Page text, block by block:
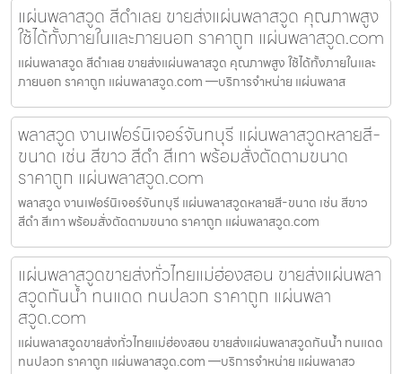
แผ่นพลาสวูด สีดำเลย ขายส่งแผ่นพลาสวูด คุณภาพสูง
ใช้ได้ทั้งภายในและภายนอก ราคาถูก แผ่นพลาสวูด.com
แผ่นพลาสวูด สีดำเลย ขายส่งแผ่นพลาสวูด คุณภาพสูง ใช้ได้ทั้งภายในและ
ภายนอก ราคาถูก แผ่นพลาสวูด.com —บริการจำหน่าย แผ่นพลาส
พลาสวูด งานเฟอร์นิเจอร์จันทบุรี แผ่นพลาสวูดหลายสี-
ขนาด เช่น สีขาว สีดำ สีเทา พร้อมสั่งตัดตามขนาด
ราคาถูก แผ่นพลาสวูด.com
พลาสวูด งานเฟอร์นิเจอร์จันทบุรี แผ่นพลาสวูดหลายสี-ขนาด เช่น สีขาว
สีดำ สีเทา พร้อมสั่งตัดตามขนาด ราคาถูก แผ่นพลาสวูด.com
แผ่นพลาสวูดขายส่งทั่วไทยแม่ฮ่องสอน ขายส่งแผ่นพลา
สวูดกันน้ำ ทนแดด ทนปลวก ราคาถูก แผ่นพลา
สวูด.com
แผ่นพลาสวูดขายส่งทั่วไทยแม่ฮ่องสอน ขายส่งแผ่นพลาสวูดกันน้ำ ทนแดด
ทนปลวก ราคาถูก แผ่นพลาสวูด.com —บริการจำหน่าย แผ่นพลาสว